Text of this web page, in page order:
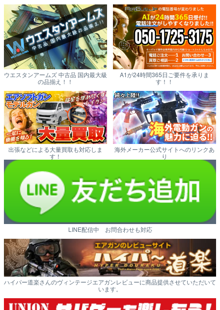
ウエスタンアームズ 中古品 国内最大級
の品揃え！！
A1が24時間365日ご要件を承りま
す！！
出張などによる大量買取も対応しま
す！
海外メーカー公式サイトへのリンクあ
り
LINE配信中 お問合わせも対応
ハイパー道楽さんのヴィンテージエアガンレビューに商品提供させていただいて
います。